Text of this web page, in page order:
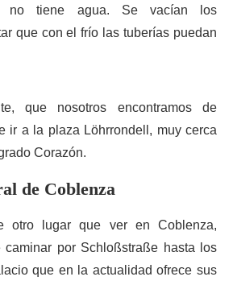
no tiene agua. Se vacían los
que con el frío las tuberías puedan
que nosotros encontramos de
ir a la plaza Löhrrondell, muy cerca
Corazón.
de Coblenza
otro lugar que ver en Coblenza,
caminar por Schloßstraße hasta los
que en la actualidad ofrece sus